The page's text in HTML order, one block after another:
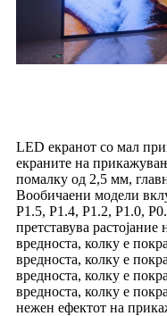
LED екранот со мал
екраните на
помалку од 2,5 мм,
Вообичаени модели
P1.5, P1.4, P1.2, P1.0,
претставува
вредноста, колку е
вредноста, колку е
вредноста, колку е
вредноста, колку е
нежен ефектот на